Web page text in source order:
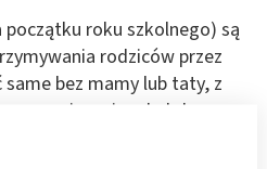
początku roku szkolnego) są
rodziców przez
bez mamy lub taty, z
rozwiązaniem byłoby
jeszcze przed